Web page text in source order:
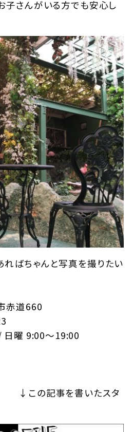
子さんがいる方でも安心し
ればちゃんと写真を撮りたい
赤道660
日曜 9:00〜19:00
を書いたスタ